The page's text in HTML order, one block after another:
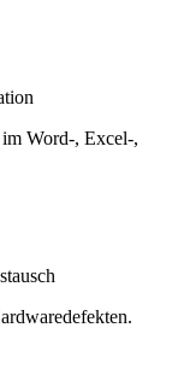
Word-, Excel-,